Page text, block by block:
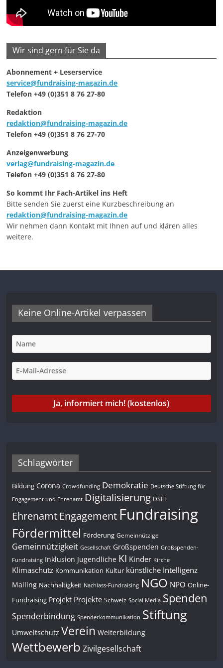
Wir sind gern für Sie da
Abonnement + Leserservice
service@fundraising-magazin.de
Telefon +49 (0)351 8 76 27-80
Redaktion
redaktion@fundraising-magazin.de
Telefon +49 (0)351 8 76 27-70
Anzeigenwerbung
verlag@fundraising-magazin.de
Telefon +49 (0)351 8 76 27-80
So kommt Ihr Fach-Artikel ins Heft
Bitte senden Sie zuerst eine Kurzbeschreibung an
redaktion@fundraising-magazin.de
Wir nehmen dann Kontakt mit Ihnen auf und klären alles
weitere.
Keine Online-Artikel verpassen
Schlagwörter
Bildung Corona Crowdfunding Demokratie Deutsche Stiftung für
Engagement und Ehrenamt Digitalisierung DSEE
Ehrenamt Engagement Fundraising
Fördermittel Förderung Gemeinnützige
Gemeinnützigkeit Gesellschaft Großspenden Großspenden-
Fundraising Inklusion Jugendliche KI Kinder Kirche
Klimaschutz Kommunikation Kultur künstliche Intelligenz
Mailing Nachhaltigkeit Nachlass-Fundraising NGO NPO Online-
Fundraising Projekt Projekte Schweiz Social Media Spenden
Spenderbindung Spenderkommunikation Stiftung
Umweltschutz Verein Weiterbildung
Wettbewerb Zivilgesellschaft